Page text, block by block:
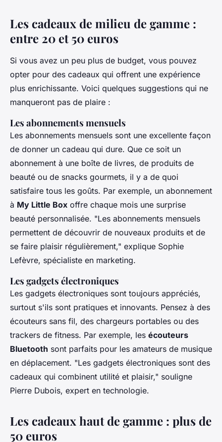
Les cadeaux de milieu de gamme :
entre 20 et 50 euros
Si vous avez un peu plus de budget, vous pouvez
opter pour des cadeaux qui offrent une expérience
plus enrichissante. Voici quelques suggestions qui ne
manqueront pas de plaire :
Les abonnements mensuels
Les abonnements mensuels sont une excellente façon
de donner un cadeau qui dure. Que ce soit un
abonnement à une boîte de livres, de produits de
beauté ou de snacks gourmets, il y a de quoi
satisfaire tous les goûts. Par exemple, un abonnement
à My Little Box offre chaque mois une surprise
beauté personnalisée. "Les abonnements mensuels
permettent de découvrir de nouveaux produits et de
se faire plaisir régulièrement," explique Sophie
Lefèvre, spécialiste en marketing.
Les gadgets électroniques
Les gadgets électroniques sont toujours appréciés,
surtout s'ils sont pratiques et innovants. Pensez à des
écouteurs sans fil, des chargeurs portables ou des
trackers de fitness. Par exemple, les écouteurs
Bluetooth sont parfaits pour les amateurs de musique
en déplacement. "Les gadgets électroniques sont des
cadeaux qui combinent utilité et plaisir," souligne
Pierre Dubois, expert en technologie.
Les cadeaux haut de gamme : plus de
50 euros